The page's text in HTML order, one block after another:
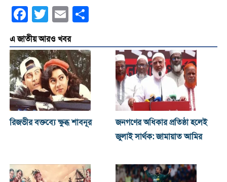
Facebook
Twitter Email
এ জাতীয় আরও খবর
রিজভীর বক্তব্যে ক্ষুব্ধ শাবনূর
জনগণের অধিকার প্রতিষ্ঠা হলেই
জুলাই সার্থক: জামায়াত আমির